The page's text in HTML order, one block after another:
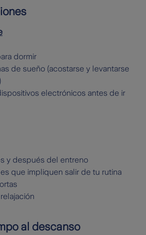
dormir
de sueño (acostarse y levantarse
electrónicos antes de ir
y después del entreno
que impliquen salir de tu rutina
al descanso